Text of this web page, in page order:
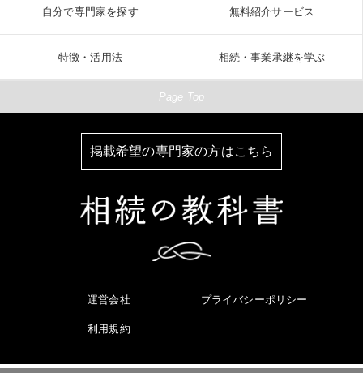
自分で専門家を探す 無料紹介サービス
特徴・活用法 相続・事業承継を学ぶ
Page Top
掲載希望の専門家の方はこちら
運営会社 プライバシーポリシー
利用規約